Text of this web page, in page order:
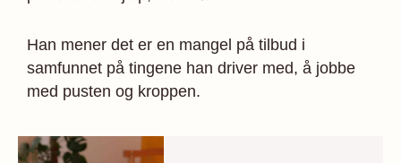
Han mener det er en mangel på tilbud i
samfunnet på tingene han driver med, å jobbe
med pusten og kroppen.